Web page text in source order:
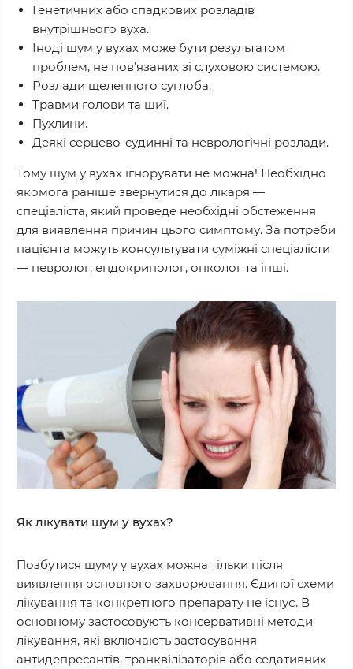
Генетичних або спадкових розладів
внутрішнього вуха.
Іноді шум у вухах може бути результатом
проблем, не пов’язаних зі слуховою системою.
Розлади щелепного суглоба.
Травми голови та шиї.
Пухлини.
Деякі серцево-судинні та неврологічні розлади.
Тому шум у вухах ігнорувати не можна! Необхідно
якомога раніше звернутися до лікаря —
спеціаліста, який проведе необхідні обстеження
для виявлення причин цього симптому. За потреби
пацієнта можуть консультувати суміжні спеціалісти
— невролог, ендокринолог, онколог та інші.
Як лікувати шум у вухах?
Позбутися шуму у вухах можна тільки після
виявлення основного захворювання. Єдиної схеми
лікування та конкретного препарату не існує. В
основному застосовують консервативні методи
лікування, які включають застосування
антидепресантів, транквілізаторів або седативних